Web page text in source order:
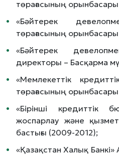
төрағасының
«Бәйтерек
төрағасының
«Бәйтерек
директоры – Басқарма
«Мемлекеттік
төрағасының
«Бірінші
жоспарлау және
бастығы (2009-2012);
«Қазақстан Халық